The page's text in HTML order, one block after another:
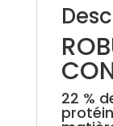
22 %